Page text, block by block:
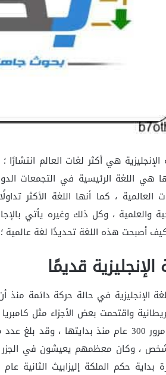
الإنجليزية هي أكثر لغات العالم
هي اللغة الرئيسية في التجمعات
العالمية ، كما أنها اللغة الأكثر
والعلمية ، وكل ذلك وغيره يأتي
أصبحت هذه اللغة تحديدًا لغة عالمية
الإنجليزية قديمًا
الإنجليزية في حالة حركة دائمة
واقتحمت بعض الأجزاء مثل